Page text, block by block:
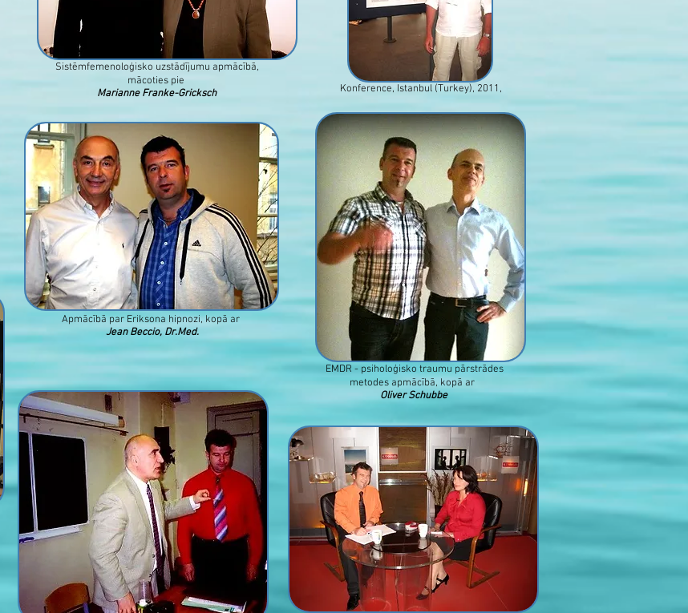
EMDR - psiholoģisko traumu pārstrādes
metodes apmācībā, kopā ar
Oliver Schubbe
Apmācībā par Eriksona hipnozi, kopā ar
Jean Beccio, Dr.Med.
Konference, Istanbul (Turkey), 2011,
Sistēmfemenoloģisko uzstādījumu apmācībā,
mācoties pie
Marianne Franke-Gricksch